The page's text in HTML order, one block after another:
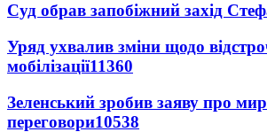
Суд обрав запобіжний захід
Уряд ухвалив зміни щодо
мобілізації11360
Зеленський зробив заяву про
переговори10538